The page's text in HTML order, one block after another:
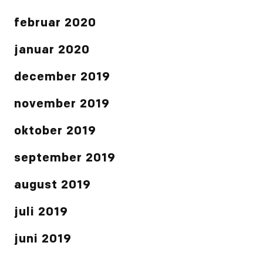
februar 2020
januar 2020
december 2019
november 2019
oktober 2019
september 2019
august 2019
juli 2019
juni 2019